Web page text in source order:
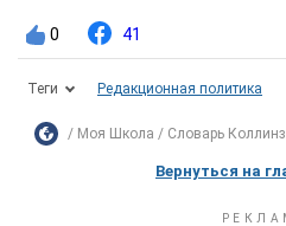
0 41
Теги Редакционная политика
Моя Школа Словарь
Вернуться на